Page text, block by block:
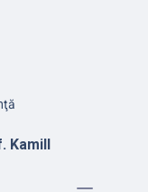
Kamill